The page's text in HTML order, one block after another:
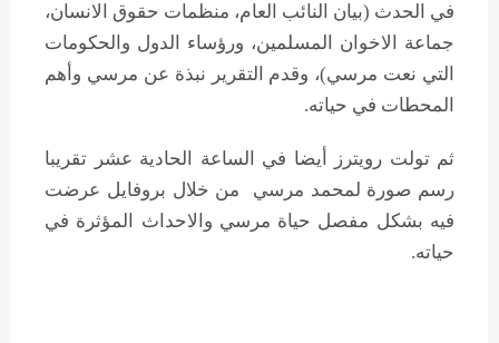
في الحدث (بيان النائب العام، منظمات حقوق اﻻنسان،
جماعة اﻻخوان المسلمين، ورؤساء الدول والحكومات
التي نعت مرسي)، وقدم التقرير نبذة عن مرسي وأهم
المحطات في حياته.
ثم تولت رويترز أيضا في الساعة الحادية عشر تقريبا
رسم صورة لمحمد مرسي من خلال بروفايل عرضت
فيه بشكل مفصل حياة مرسي واﻻحداث المؤثرة في
حياته.